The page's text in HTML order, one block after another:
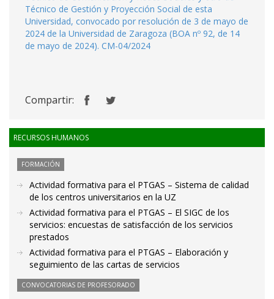
Técnico de Gestión y Proyección Social de esta
Universidad, convocado por resolución de 3 de mayo de
2024 de la Universidad de Zaragoza (BOA nº 92, de 14
de mayo de 2024). CM-04/2024
Compartir:
RECURSOS HUMANOS
FORMACIÓN
Actividad formativa para el PTGAS – Sistema de calidad
de los centros universitarios en la UZ
Actividad formativa para el PTGAS – El SIGC de los
servicios: encuestas de satisfacción de los servicios
prestados
Actividad formativa para el PTGAS – Elaboración y
seguimiento de las cartas de servicios
CONVOCATORIAS DE PROFESORADO